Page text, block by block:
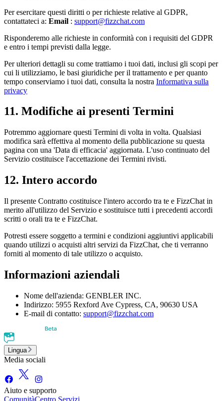
Per esercitare questi diritti o per richieste relative al GDPR,
contattateci a: Email : support@fizzchat.com
Risponderemo alle richieste in conformità con i requisiti del GDPR
e entro i tempi previsti dalla legge.
Per ulteriori dettagli su come trattiamo i tuoi dati, inclusi gli scopi per
cui li utilizziamo, le basi giuridiche per il trattamento e per quanto
tempo conserviamo i tuoi dati, consulta la nostra Informativa sulla
privacy
11. Modifiche ai presenti Termini
Potremmo aggiornare questi Termini di volta in volta. Qualsiasi
modifica sarà effettiva al momento della pubblicazione su questa
pagina con una 'Data di efficacia' aggiornata. L'uso continuato del
Servizio costituisce l'accettazione dei Termini rivisti.
12. Intero accordo
Il presente Contratto costituisce l'intero accordo tra te e FizzChat in
merito all'utilizzo del Servizio e sostituisce tutti i precedenti accordi
scritti o orali tra te e FizzChat.
Potresti essere soggetto a termini e condizioni aggiuntivi applicabili
quando utilizzi o acquisti altri servizi da FizzChat, che ti verranno
forniti al momento di tale utilizzo o acquisto.
Informazioni aziendali
Nome dell'azienda: GENBLER INC.
Indirizzo: 5955 Rexford Ave Cypress, CA, 90630 USA
E-mail di contatto: support@fizzchat.com
Lingua
Media sociali
Aiuto e supporto
ComunitàCentro Servizi